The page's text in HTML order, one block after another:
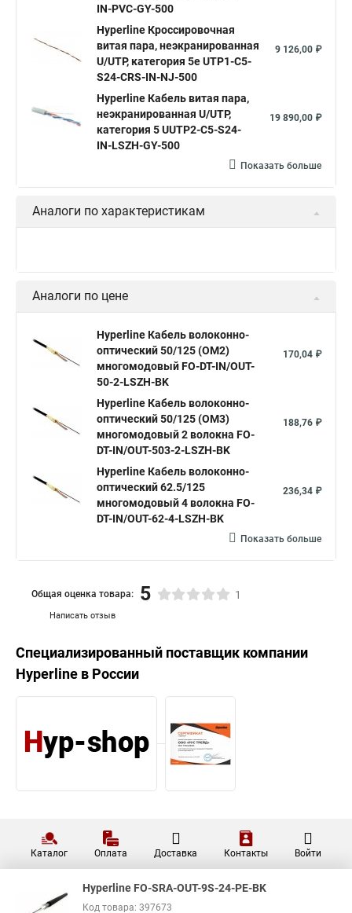
IN-PVC-GY-500
Hyperline Кроссировочная
витая пара, неэкранированная
U/UTP, категория 5e UTP1-C5-
S24-CRS-IN-NJ-500
9 126,00 ₽
Hyperline Кабель витая пара,
неэкранированная U/UTP,
категория 5 UUTP2-C5-S24-
IN-LSZH-GY-500
19 890,00 ₽
Показать больше
Аналоги по характеристикам
Аналоги по цене
Hyperline Кабель волоконно-
оптический 50/125 (OM2)
многомодовый FO-DT-IN/OUT-
50-2-LSZH-BK
170,04 ₽
Hyperline Кабель волоконно-
оптический 50/125 (OM3)
многомодовый 2 волокна FO-
DT-IN/OUT-503-2-LSZH-BK
188,76 ₽
Hyperline Кабель волоконно-
оптический 62.5/125
многомодовый 4 волокна FO-
DT-IN/OUT-62-4-LSZH-BK
236,34 ₽
Показать больше
Написать отзыв
Общая оценка товара: 5 1
Специализированный поставщик компании
Hyperline в России
Каталог Оплата Доставка Контакты Войти
Hyperline FO-SRA-OUT-9S-24-PE-BK
Код товара: 397673